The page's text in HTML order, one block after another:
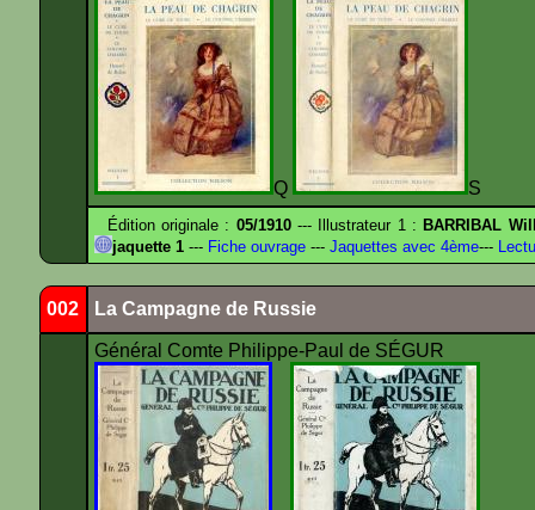
Q S
Édition originale : 05/1910--- Illustrateur 1 : BARRIBAL
jaquette 1 --- Fiche ouvrage --- Jaquettes avec 4ème---
002 La Campagne de Russie
Général Comte Philippe-Paul de SÉGUR